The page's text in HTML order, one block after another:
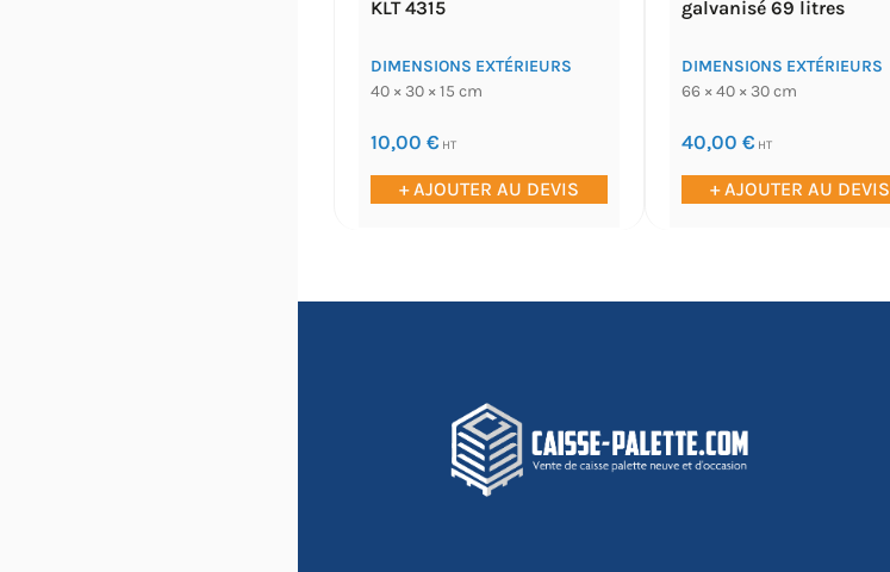
KLT 4315
DIMENSIONS EXTÉRIEURS
40 × 30 × 15 cm
10,00 € HT
+ AJOUTER AU DEVIS
galvanisé 69 litres
DIMENSIONS EXTÉRIEURS
66 × 40 × 30 cm
40,00 € HT
+ AJOUTER AU DEVIS